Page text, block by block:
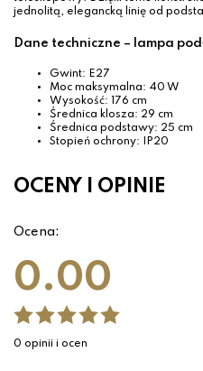
jednolitą, elegancką linię od
Dane techniczne – lampa
Gwint: E27
Moc maksymalna: 40 W
Wysokość: 176 cm
Średnica klosza: 29 cm
Średnica podstawy: 25 cm
Stopień ochrony: IP20
OCENY I OPINIE
Ocena:
0.00
0 opinii i ocen